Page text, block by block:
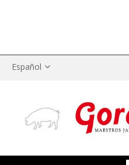
Español